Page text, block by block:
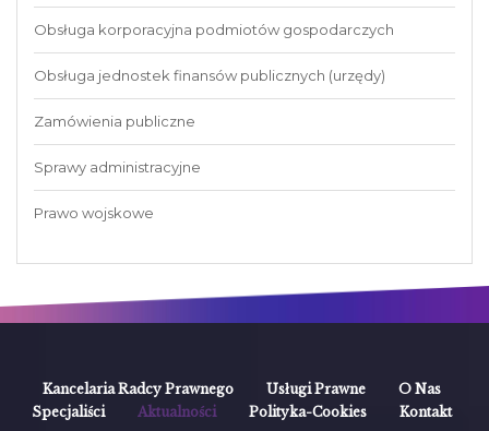
Obsługa korporacyjna podmiotów gospodarczych
Obsługa jednostek finansów publicznych (urzędy)
Zamówienia publiczne
Sprawy administracyjne
Prawo wojskowe
Kancelaria Radcy Prawnego Usługi Prawne
O Nas
Specjaliści
Aktualności Polityka-Cookies Kontakt